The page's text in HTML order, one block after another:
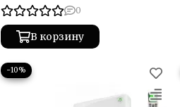
0
В корзину
−10%